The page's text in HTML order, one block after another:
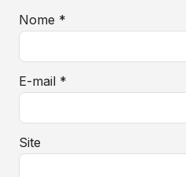
Nome *
E-mail *
Site